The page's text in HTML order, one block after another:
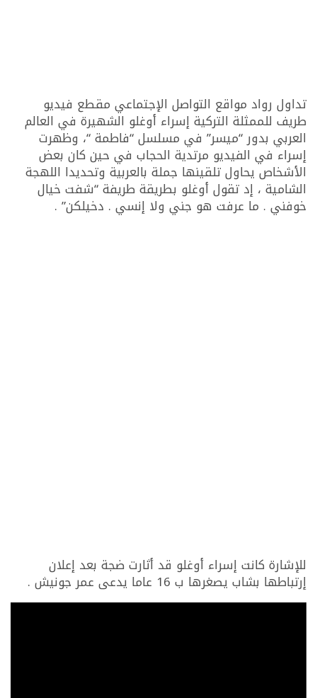
تداول رواد مواقع التواصل الإجتماعي مقطع فيديو
طريف للممثلة التركية إسراء أوغلو الشهيرة في العالم
العربي بدور “ميسر” في مسلسل “فاطمة “، وظهرت
إسراء في الفيديو مرتدية الحجاب في حين كان بعض
الأشخاص يحاول تلقينها جملة بالعربية وتحديدا اللهجة
الشامية ، إد تقول أوغلو بطريقة طريفة “شفت خيال
خوفني . ما عرفت هو جني ولا إنسي . دخيلكن” .
للإشارة كانت إسراء أوغلو قد أثارت ضجة بعد إعلان
إرتباطها بشاب يصغرها ب 16 عاما يدعى عمر جونيش .